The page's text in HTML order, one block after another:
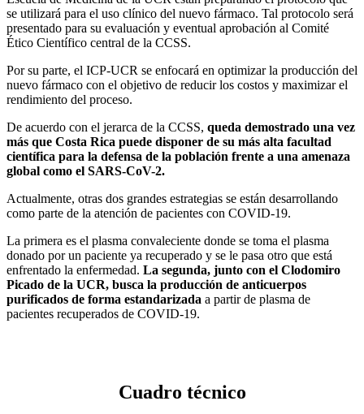
se utilizará para el uso clínico del nuevo fármaco. Tal protocolo será
presentado para su evaluación y eventual aprobación al Comité
Ético Científico central de la CCSS.
Por su parte, el ICP-UCR se enfocará en optimizar la producción del
nuevo fármaco con el objetivo de reducir los costos y maximizar el
rendimiento del proceso.
De acuerdo con el jerarca de la CCSS, queda demostrado una vez
más que Costa Rica puede disponer de su más alta facultad
científica para la defensa de la población frente a una amenaza
global como el SARS-CoV-2.
Actualmente, otras dos grandes estrategias se están desarrollando
como parte de la atención de pacientes con COVID-19.
La primera es el plasma convaleciente donde se toma el plasma
donado por un paciente ya recuperado y se le pasa otro que está
enfrentado la enfermedad. La segunda, junto con el Clodomiro
Picado de la UCR, busca la producción de anticuerpos
purificados de forma estandarizada a partir de plasma de
pacientes recuperados de COVID-19.
Cuadro técnico